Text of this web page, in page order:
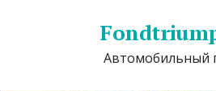
Автомобильный